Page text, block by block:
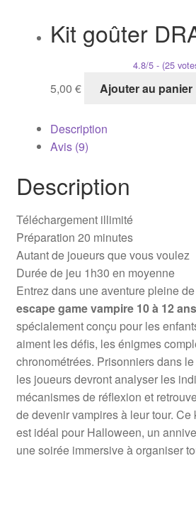
Kit goûter
4.8/5 - (25
5,00 € Ajouter au panier
Description
Avis (9)
Description
Téléchargement illimité
Préparation 20 minutes
Autant de joueurs que vous voulez
Durée de jeu 1h30 en moyenne
Entrez dans une aventure pleine
escape game vampire 10 à 12 ans
spécialement conçu pour les
aiment les défis, les énigmes
chronométrées. Prisonniers dans
les joueurs devront analyser les
mécanismes de réflexion et
de devenir vampires à leur tour.
est idéal pour Halloween, un
une soirée immersive à organiser